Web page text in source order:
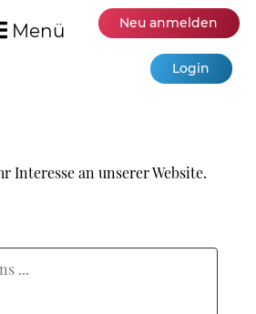
Menü Neu anmelden
Login
Interesse an unserer Website.